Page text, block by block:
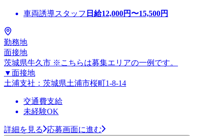
車両誘導スタッフ 日給12,000円〜15,500円
勤務地
面接地
茨城県牛久市 ※こちらは募集エリアの一例です。
▼面接地
土浦支社：茨城県土浦市桜町1-8-14
交通費支給
未経験OK
詳細を見る 応募画面に進む